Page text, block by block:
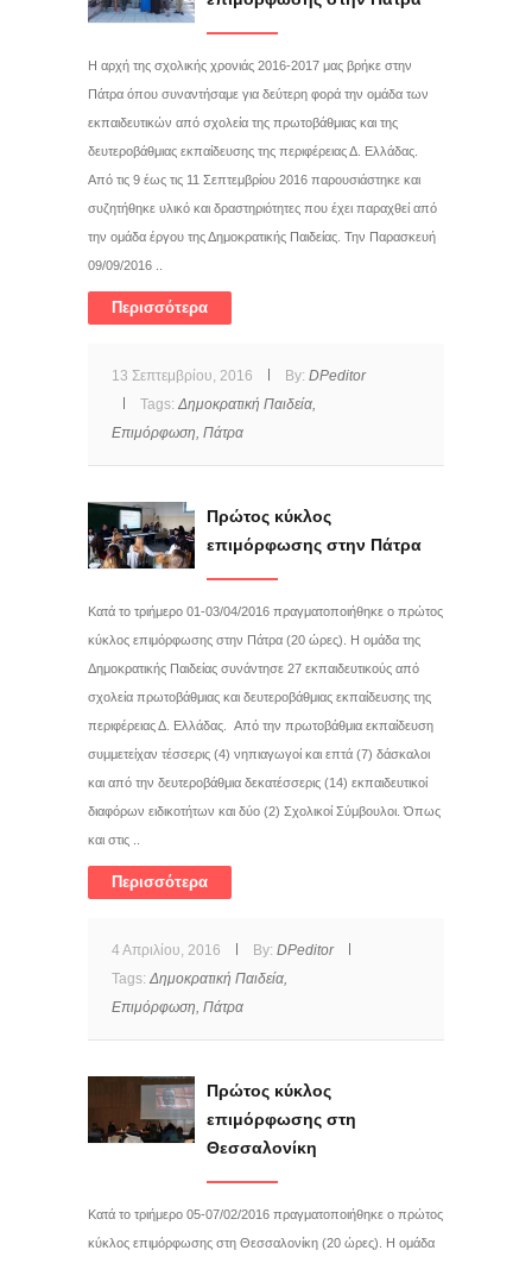
Η αρχή της σχολικής χρονιάς 2016-2017 μας βρήκε στην
Πάτρα όπου συναντήσαμε για δεύτερη φορά την ομάδα των
εκπαιδευτικών από σχολεία της πρωτοβάθμιας και της
δευτεροβάθμιας εκπαίδευσης της περιφέρειας Δ. Ελλάδας.
Από τις 9 έως τις 11 Σεπτεμβρίου 2016 παρουσιάστηκε και
συζητήθηκε υλικό και δραστηριότητες που έχει παραχθεί από
την ομάδα έργου της Δημοκρατικής Παιδείας. Την Παρασκευή
09/09/2016 ..
Περισσότερα
13 Σεπτεμβρίου, 2016 By: DPeditor
Tags: Δημοκρατική Παιδεία,
Επιμόρφωση, Πάτρα
Πρώτος κύκλος
επιμόρφωσης στην Πάτρα
Κατά το τριήμερο 01-03/04/2016 πραγματοποιήθηκε ο πρώτος
κύκλος επιμόρφωσης στην Πάτρα (20 ώρες). Η ομάδα της
Δημοκρατικής Παιδείας συνάντησε 27 εκπαιδευτικούς από
σχολεία πρωτοβάθμιας και δευτεροβάθμιας εκπαίδευσης της
περιφέρειας Δ. Ελλάδας. Από την πρωτοβάθμια εκπαίδευση
συμμετείχαν τέσσερις (4) νηπιαγωγοί και επτά (7) δάσκαλοι
και από την δευτεροβάθμια δεκατέσσερις (14) εκπαιδευτικοί
διαφόρων ειδικοτήτων και δύο (2) Σχολικοί Σύμβουλοι. Όπως
και στις ..
Περισσότερα
4 Απριλίου, 2016 By: DPeditor
Tags: Δημοκρατική Παιδεία,
Επιμόρφωση, Πάτρα
Πρώτος κύκλος
επιμόρφωσης στη
Θεσσαλονίκη
Κατά το τριήμερο 05-07/02/2016 πραγματοποιήθηκε ο πρώτος
κύκλος επιμόρφωσης στη Θεσσαλονίκη (20 ώρες). Η ομάδα